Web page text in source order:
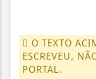
O TEXTO
ESCREVEU,
PORTAL.